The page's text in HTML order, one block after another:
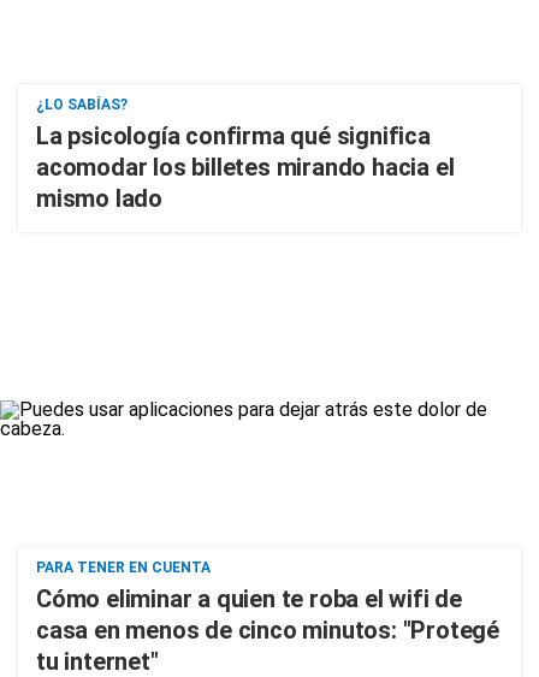
¿LO SABÍAS?
La psicología confirma qué significa
acomodar los billetes mirando hacia el
mismo lado
PARA TENER EN CUENTA
Cómo eliminar a quien te roba el wifi de
casa en menos de cinco minutos: "Protegé
tu internet"